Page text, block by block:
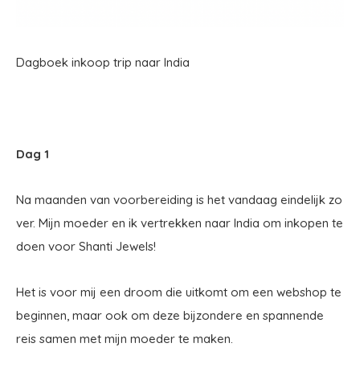
Dagboek inkoop trip naar India
Dag 1
Na maanden van voorbereiding is het vandaag eindelijk zo
ver. Mijn moeder en ik vertrekken naar India om inkopen te
doen voor Shanti Jewels!
Het is voor mij een droom die uitkomt om een webshop te
beginnen, maar ook om deze bijzondere en spannende
reis samen met mijn moeder te maken.